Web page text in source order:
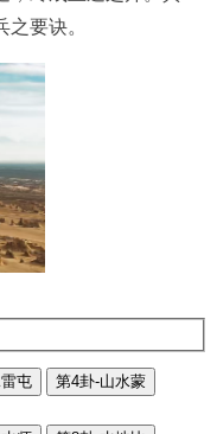
要诀。
屯 第4卦-山水蒙